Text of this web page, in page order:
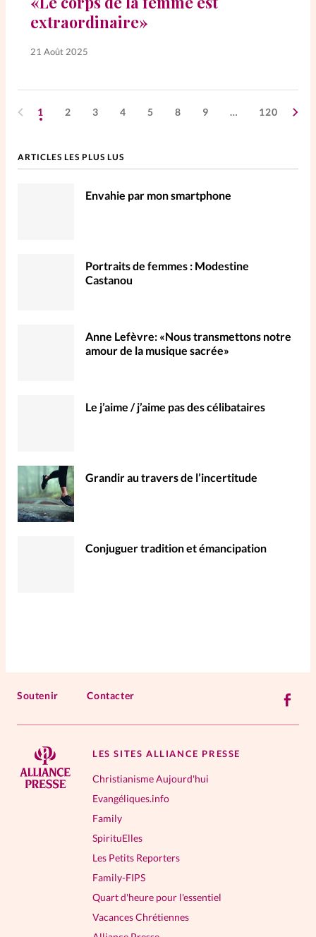
extraordinaire»
21 Août 2025
1 2 3 4 5 8 9 … 120
ARTICLES LES PLUS LUS
Envahie par mon smartphone
Portraits de femmes : Modestine
Castanou
Anne Lefèvre: «Nous transmettons notre
amour de la musique sacrée»
Le j’aime / j’aime pas des célibataires
Grandir au travers de l’incertitude
Conjuguer tradition et émancipation
Soutenir Contacter
LES SITES ALLIANCE PRESSE
Christianisme Aujourd'hui
Evangéliques.info
Family
SpirituElles
Les Petits Reporters
Family-FIPS
Quart d'heure pour l'essentiel
Vacances Chrétiennes